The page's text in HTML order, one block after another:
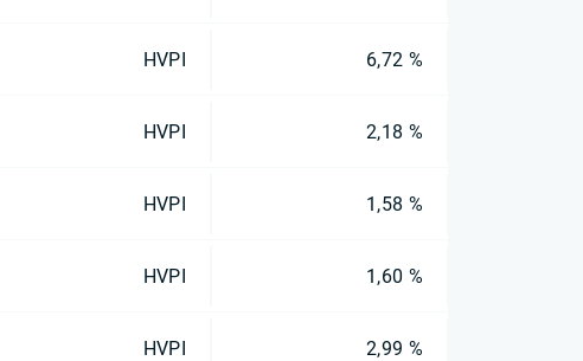
HVPI 6,72 %
HVPI 2,18 %
HVPI 1,58 %
HVPI 1,60 %
HVPI 2,99 %